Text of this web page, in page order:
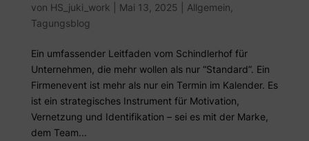
von HS_juki_work Mai 13, 2025 Allgemein
Tagungsblog
Ein umfassender Leitfaden vom Schindlerhof für
Unternehmen, die mehr wollen als nur “Standard”. Ein
Firmenevent ist mehr als nur ein Termin im Kalender. Es
ist ein strategisches Instrument für Motivation,
Vernetzung und Identifikation – sei es mit der Marke,
dem Team...